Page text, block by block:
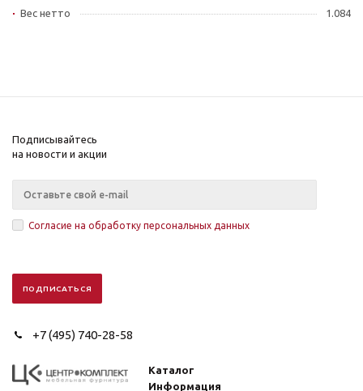
Вес нетто
1.084
Подписывайтесь
на новости и акции
Согласие на обработку персональных данных
+7 (495) 740-28-58
Каталог
Информация